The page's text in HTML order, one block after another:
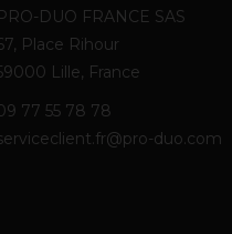
DUO FRANCE SAS
Place Rihour
Lille, France
77 55 78 78
duo.com